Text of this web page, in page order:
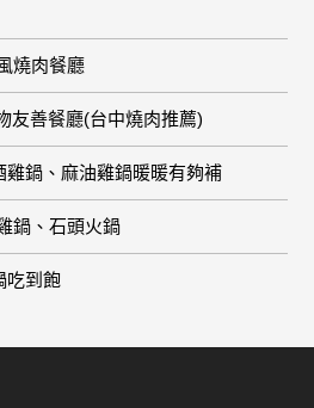
燒肉餐廳
友善餐廳(台中燒肉推薦)
雞鍋、麻油雞鍋暖暖有夠補
鍋、石頭火鍋
吃到飽